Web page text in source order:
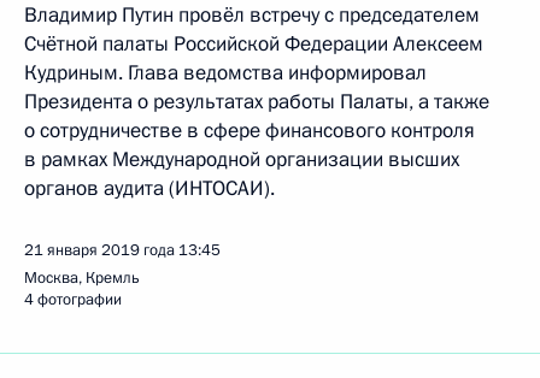
Владимир Путин провёл встречу с председателем
Счётной палаты Российской Федерации Алексеем
Кудриным. Глава ведомства информировал
Президента о результатах работы Палаты, а также
о сотрудничестве в сфере финансового контроля
в рамках Международной организации высших
органов аудита (ИНТОСАИ).
21 января 2019 года 13:45
Москва, Кремль
4 фотографии